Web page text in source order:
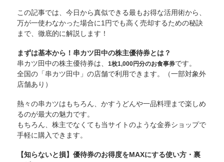
この記事では、今日から真似できる最もお得な活用術から、
万が一使わなかった場合に1円でも高く売却するための秘訣
まで、徹底的に解説します！
まずは基本から！串カツ田中の株主優待券とは？
串カツ田中の株主優待券は、 1枚1,000円分のお食事券です。
全国の「串カツ田中」の店舗で利用できます。（一部対象外
店舗あり）
熱々の串カツはもちろん、かすうどんや一品料理まで楽しめ
るのが最大の魅力です。
もちろん、株主でなくても当サイトのような金券ショップで
手軽に購入できます。
【知らないと損】優待券のお得度をMAXにする使い方・裏